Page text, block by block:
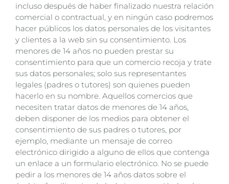
incluso después de haber finalizado nuestra relación
comercial o contractual, y en ningún caso podremos
hacer públicos los datos personales de los visitantes
y clientes a la web sin su consentimiento. Los
menores de 14 años no pueden prestar su
consentimiento para que un comercio recoja y trate
sus datos personales; solo sus representantes
legales (padres o tutores) son quienes pueden
hacerlo en su nombre. Aquellos comercios que
necesiten tratar datos de menores de 14 años,
deben disponer de los medios para obtener el
consentimiento de sus padres o tutores, por
ejemplo, mediante un mensaje de correo
electrónico dirigido a alguno de ellos que contenga
un enlace a un formulario electrónico. No se puede
pedir a los menores de 14 años datos sobre el